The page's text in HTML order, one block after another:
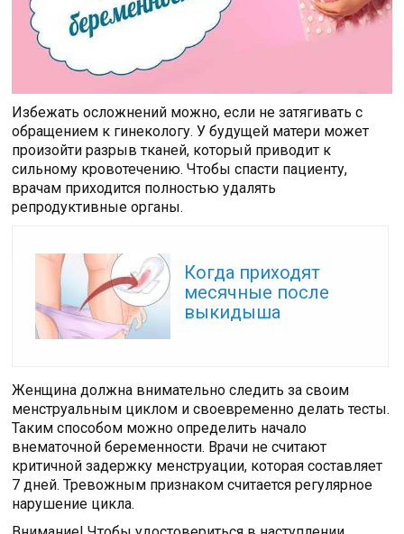
Избежать осложнений можно, если не затягивать с
обращением к гинекологу. У будущей матери может
произойти разрыв тканей, который приводит к
сильному кровотечению. Чтобы спасти пациенту,
врачам приходится полностью удалять
репродуктивные органы.
Когда приходят
месячные после
выкидыша
Женщина должна внимательно следить за своим
менструальным циклом и своевременно делать тесты.
Таким способом можно определить начало
внематочной беременности. Врачи не считают
критичной задержку менструации, которая составляет
7 дней. Тревожным признаком считается регулярное
нарушение цикла.